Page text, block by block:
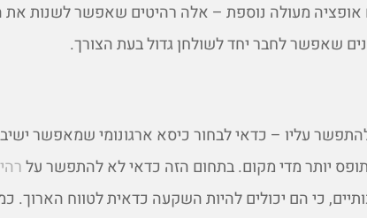
אופציה מעולה נוספת – אלה רהיטים שאפשר לשנות את
שאפשר לחבר יחד לשולחן גדול בעת הצורך.
עליו – כדאי לבחור כיסא ארגונומי שמאפשר
יותר מדי מקום. בתחום הזה כדאי לא להתפשר על
כי הם יכולים להיות השקעה כדאית לטווח הארוך.